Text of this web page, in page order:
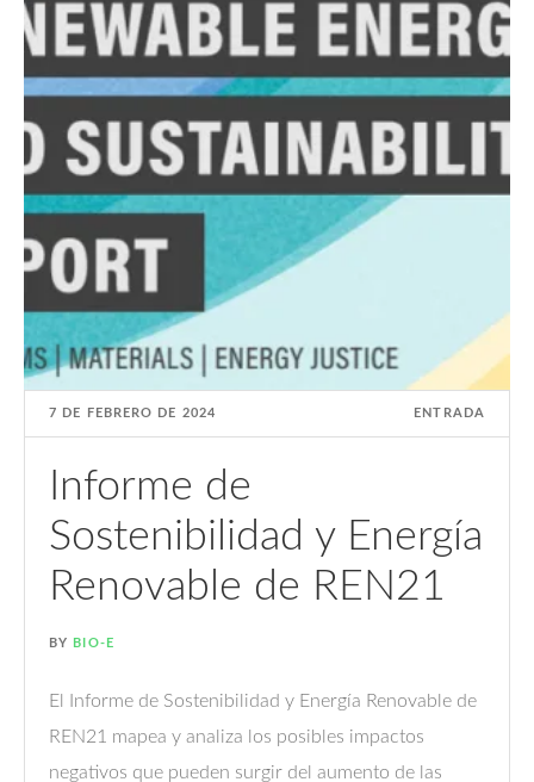
7 DE FEBRERO DE 2024 ENTRADA
Informe de
Sostenibilidad y Energía
Renovable de REN21
BY BIO-E
El Informe de Sostenibilidad y Energía Renovable de
REN21 mapea y analiza los posibles impactos
negativos que pueden surgir del aumento de las